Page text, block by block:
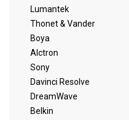
Lumantek
Thonet & Vander
Boya
Alctron
Sony
Davinci Resolve
DreamWave
Belkin